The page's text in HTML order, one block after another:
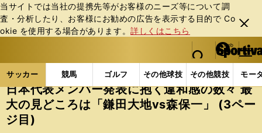
当サイトでは当社の提携先等がお客様のニーズ等について調
査・分析したり、お客様にお勧めの広告を表⽰する⽬的で Co
okie を使⽤する場合があります。詳しくはこちら
閉じ
る
web Sportiva (webスポルティーバ)
検索
マイペ
ー
ジ
メニュ
サッカー 競馬 ゴルフ その他球技 その他競技 モー
ス
ポ
ル
テ
サッカーの記事一覧 サッカー代表 日本代表 日
日本代表メンバー発表に抱く違和感の数々 最
大の見どころは「鎌田大地vs森保一」 (3ペー
ジ目)